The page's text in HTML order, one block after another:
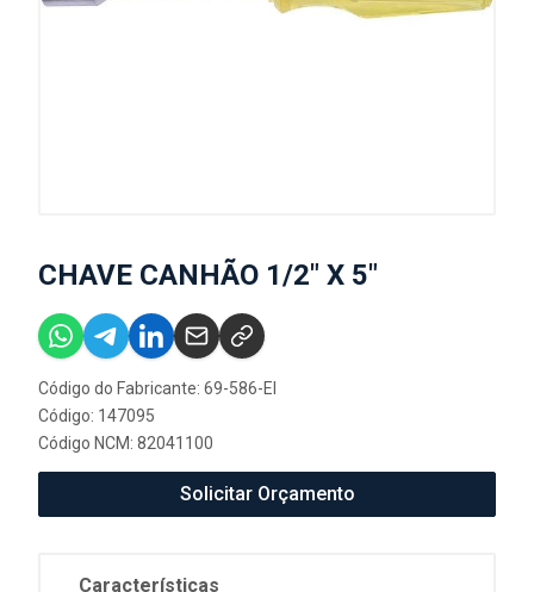
CHAVE CANHÃO 1/2" X 5"
Código do Fabricante: 69-586-EI
Código: 147095
Código NCM: 82041100
Solicitar Orçamento
Características